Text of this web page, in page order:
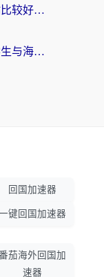
海外看国内电视直播用什么网站比较好？一篇解决你所有追剧难题的实用指南
在国外如何打开中国网站？留学生与海外华人的无缝访问指南
回国加速器
键回国加速器
茄海外回国加
速器